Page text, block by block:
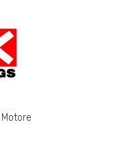
Motore